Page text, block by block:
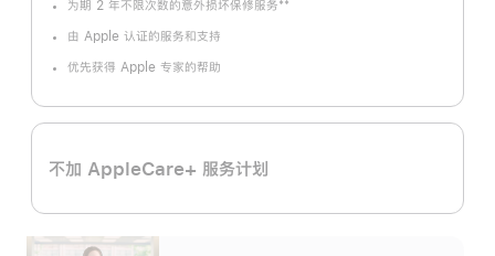
为期 2 年不限次数的意外损坏保修服务
注
**
由 Apple 认证的服务和支持
优先获得 Apple 专家的帮助
不加 AppleCare+ 服务计划